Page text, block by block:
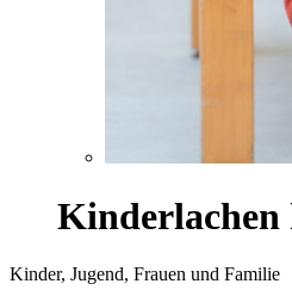
Kinderlachen
Kinder, Jugend, Frauen und Familie